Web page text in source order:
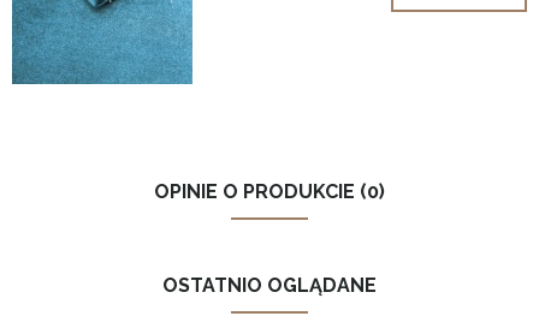
OPINIE O PRODUKCIE (0)
OSTATNIO OGLĄDANE